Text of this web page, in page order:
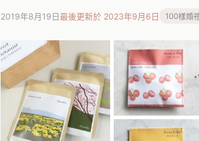
2019年8月19日最後更新於 2023年9月6日 100樣婚